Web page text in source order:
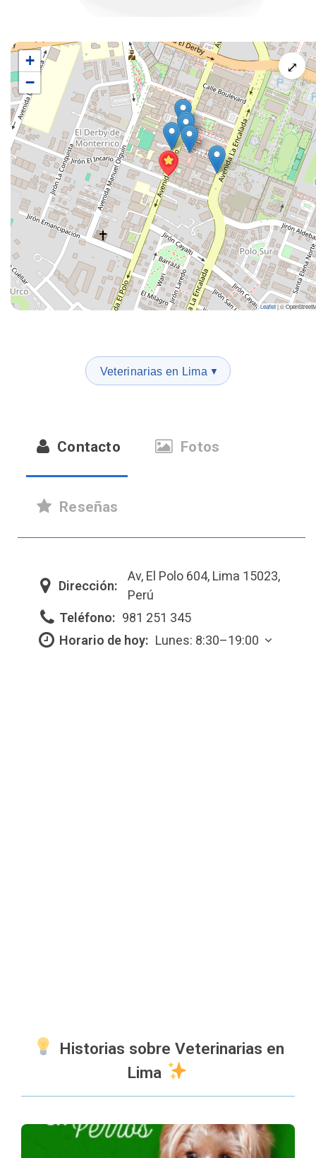
⤢
+
−
Leaflet|©
Veterinarias en Lima ▼
Contacto Fotos
Reseñas
Dirección:
Av, El Polo 604, Lima 15023,
Perú
Teléfono: 981 251 345
Horario de hoy: Lunes: 8:30–19:00
Historias sobre Veterinarias en
Lima